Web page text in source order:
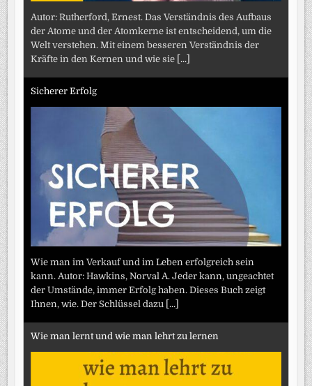
Autor: Rutherford, Ernest. Das Verständnis des Aufbaus
der Atome und der Atomkerne ist entscheidend, um die
Welt verstehen. Mit einem besseren Verständnis der
Kräfte in den Kernen und wie sie [...]
Sicherer Erfolg
Wie man im Verkauf und im Leben erfolgreich sein
kann. Autor: Hawkins, Norval A. Jeder kann, ungeachtet
der Umstände, immer Erfolg haben. Dieses Buch zeigt
Ihnen, wie. Der Schlüssel dazu
[...]
Wie man lernt und wie man lehrt zu lernen